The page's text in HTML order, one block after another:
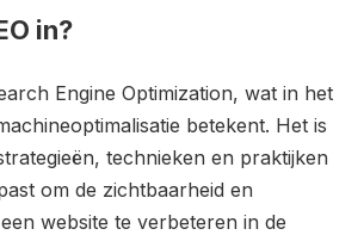
in?
Engine Optimization, wat in het
betekent. Het is
technieken en praktijken
om de zichtbaarheid en
website te verbeteren in de